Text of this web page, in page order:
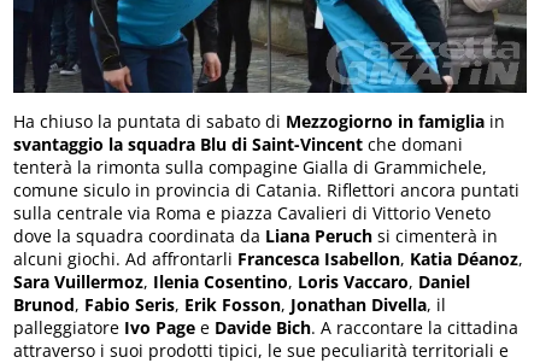
Ha chiuso la puntata di sabato di Mezzogiorno in famiglia in
svantaggio la squadra Blu di Saint-Vincent che domani
tenterà la rimonta sulla compagine Gialla di Grammichele,
comune siculo in provincia di Catania. Riflettori ancora puntati
sulla centrale via Roma e piazza Cavalieri di Vittorio Veneto
dove la squadra coordinata da Liana Peruch si cimenterà in
alcuni giochi. Ad affrontarli Francesca Isabellon, Katia Déanoz,
Sara Vuillermoz, Ilenia Cosentino, Loris Vaccaro, Daniel
Brunod, Fabio Seris, Erik Fosson, Jonathan Divella, il
palleggiatore Ivo Page e Davide Bich. A raccontare la cittadina
attraverso i suoi prodotti tipici, le sue peculiarità territoriali e